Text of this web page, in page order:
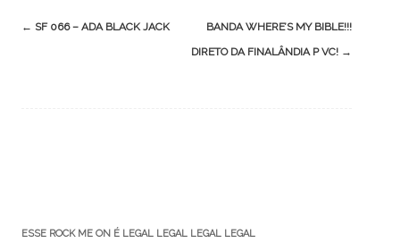
Post
← SF 066 – ADA BLACK JACK
BANDA WHERE’S MY BIBLE!!!
DIRETO DA FINALÂNDIA P VC! →
ESSE ROCK ME ON É LEGAL LEGAL LEGAL LEGAL